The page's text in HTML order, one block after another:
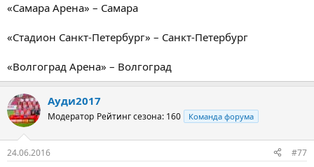
«Самара Арена» – Самара
«Стадион Санкт-Петербург» – Санкт-Петербург
«Волгоград Арена» – Волгоград
Ауди2017
Модератор Рейтинг сезона: 160 Команда форума
24.06.2016 #77